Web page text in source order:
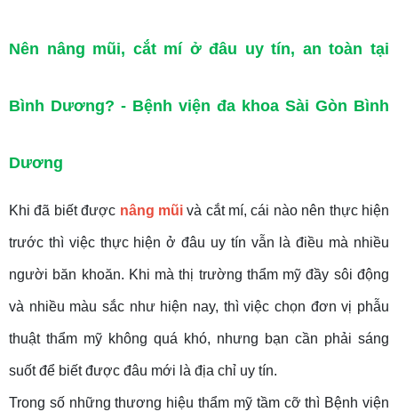
Nên nâng mũi, cắt mí ở đâu uy tín, an toàn tại
Bình Dương? - Bệnh viện đa khoa Sài Gòn Bình
Dương
Khi đã biết được nâng mũivà cắt mí, cái nào nên thực hiện
trước thì việc thực hiện ở đâu uy tín vẫn là điều mà nhiều
người băn khoăn. Khi mà thị trường thẩm mỹ đầy sôi động
và nhiều màu sắc như hiện nay, thì việc chọn đơn vị phẫu
thuật thẩm mỹ không quá khó, nhưng bạn cần phải sáng
suốt để biết được đâu mới là địa chỉ uy tín.
Trong số những thương hiệu thẩm mỹ tầm cỡ thì Bệnh viện